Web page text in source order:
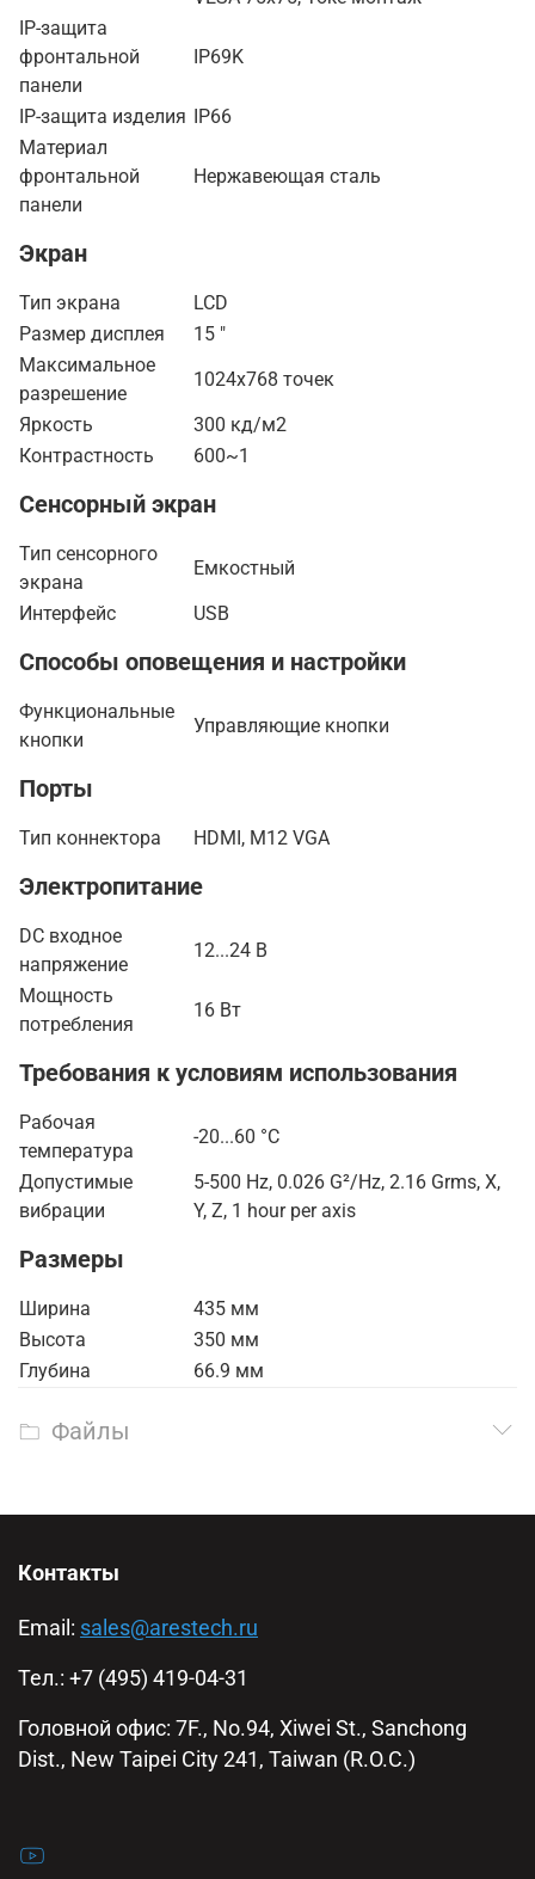
IP-защита
фронтальной
панели
IP69K
IP-защита изделия
IP66
Материал
фронтальной
панели
Нержавеющая сталь
Экран
Тип экрана
LCD
Размер дисплея
15 "
Максимальное
разрешение
1024x768 точек
Яркость
300 кд/м2
Контрастность
600~1
Сенсорный экран
Тип сенсорного
экрана
Емкостный
Интерфейс
USB
Способы оповещения и настройки
Функциональные
кнопки
Управляющие кнопки
Порты
Тип коннектора HDMI, M12 VGA
Электропитание
DC входное
напряжение
12...24 В
Мощность
потребления
16 Вт
Требования к условиям использования
Рабочая
температура
-20...60 °C
Допустимые
вибрации
5-500 Hz, 0.026 G²/Hz, 2.16 Grms, X,
Y, Z, 1 hour per axis
Размеры
Ширина
435 мм
Высота
350 мм
Глубина
66.9 мм
Файлы
Контакты
Email: sales@arestech.ru
Тел.: +7 (495) 419-04-31
Головной офис: 7F., No.94, Xiwei St., Sanchong
Dist., New Taipei City 241, Taiwan (R.O.C.)